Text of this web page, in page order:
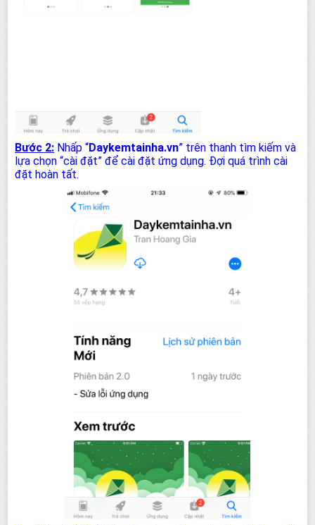
Bước 2: Nhấp “Daykemtainha.vn” trên thanh tìm kiếm và
lựa chọn “cài đặt” để cài đặt ứng dụng. Đợi quá trình cài
đặt hoàn tất.